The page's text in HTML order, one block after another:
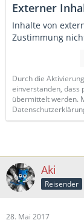
Externer
Inhalte von
Zustimmung
Durch die
einverstanden, dass
übermittelt werden.
Aki
Reisender
28. Mai 2017